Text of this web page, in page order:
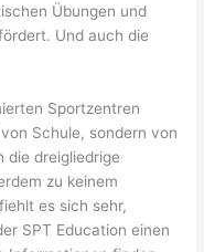
Übungen und
Und auch die
Sportzentren
Schule, sondern von
die dreigliedrige
zu keinem
es sich sehr,
SPT Education einen